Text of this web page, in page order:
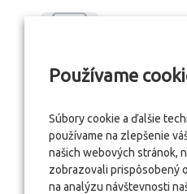
Používame
Súbory cookie a ďalšie
používame na zlepšenie
našich webových stránok,
zobrazovali prispôsobený
na analýzu návštevnosti